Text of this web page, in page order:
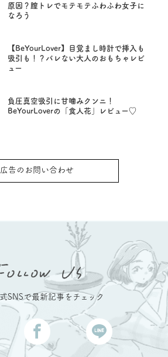
原因？膣トレでモテモテふわふわ女子に
なろう
【BeYourLover】目覚まし時計で挿入も
吸引も！？バレない大人のおもちゃレビ
ュー
負圧真空吸引に甘噛みクンニ！
BeYourLoverの「食人花」レビュー♡
広告のお問い合わせ
SNSで最新記事をチェック